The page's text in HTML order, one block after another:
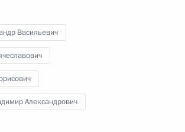
Васильевич
Александрович